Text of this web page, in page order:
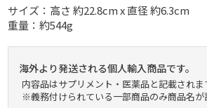
サイズ：高さ 約22.8cm x 直径 約6.3cm
重量：約544g
海外より発送される個人輸入商品です。
内容品はサプリメント・医薬品と記載されま
※義務付けられている一部商品のみ商品名が